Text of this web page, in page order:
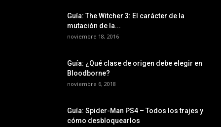
Guía: The Witcher 3: El carácter de la
mutación de la...
noviembre 18, 2016
Guía: ¿Qué clase de origen debe elegir en
Bloodborne?
noviembre 6, 2018
Guía: Spider-Man PS4 – Todos los trajes y
cómo desbloquearlos